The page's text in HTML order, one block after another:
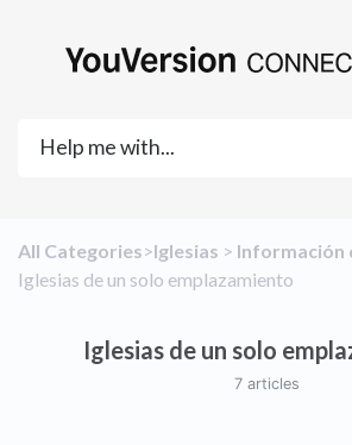
All Categories​>​​Iglesias ​ > ​ ​Información
Iglesias de un solo emplazamiento
Iglesias de un solo
7 articles